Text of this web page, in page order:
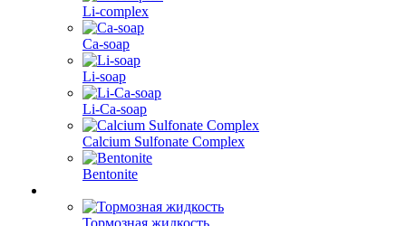
Li-complex
Ca-soap
Li-soap
Li-Ca-soap
Calcium Sulfonate Complex
Bentonite
Тормозная жидкость